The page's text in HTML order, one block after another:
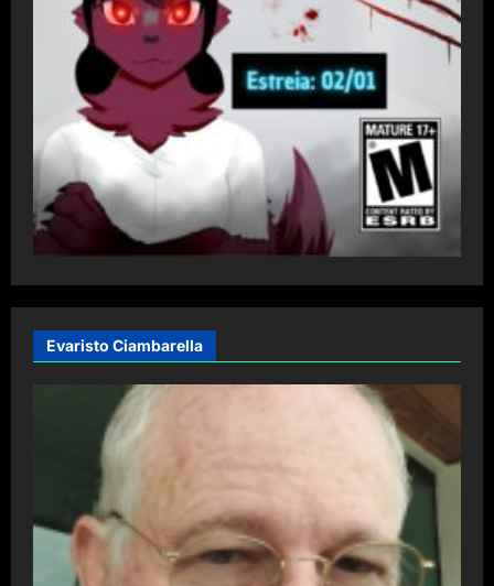
Evaristo Ciambarella